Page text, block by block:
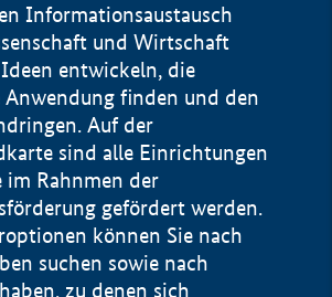
Informationsaustausch
und Wirtschaft
entwickeln, die
Anwendung finden und den
Auf der
sind alle Einrichtungen
im Rahnmen der
gefördert werden.
können Sie nach
suchen sowie nach
zu denen sich